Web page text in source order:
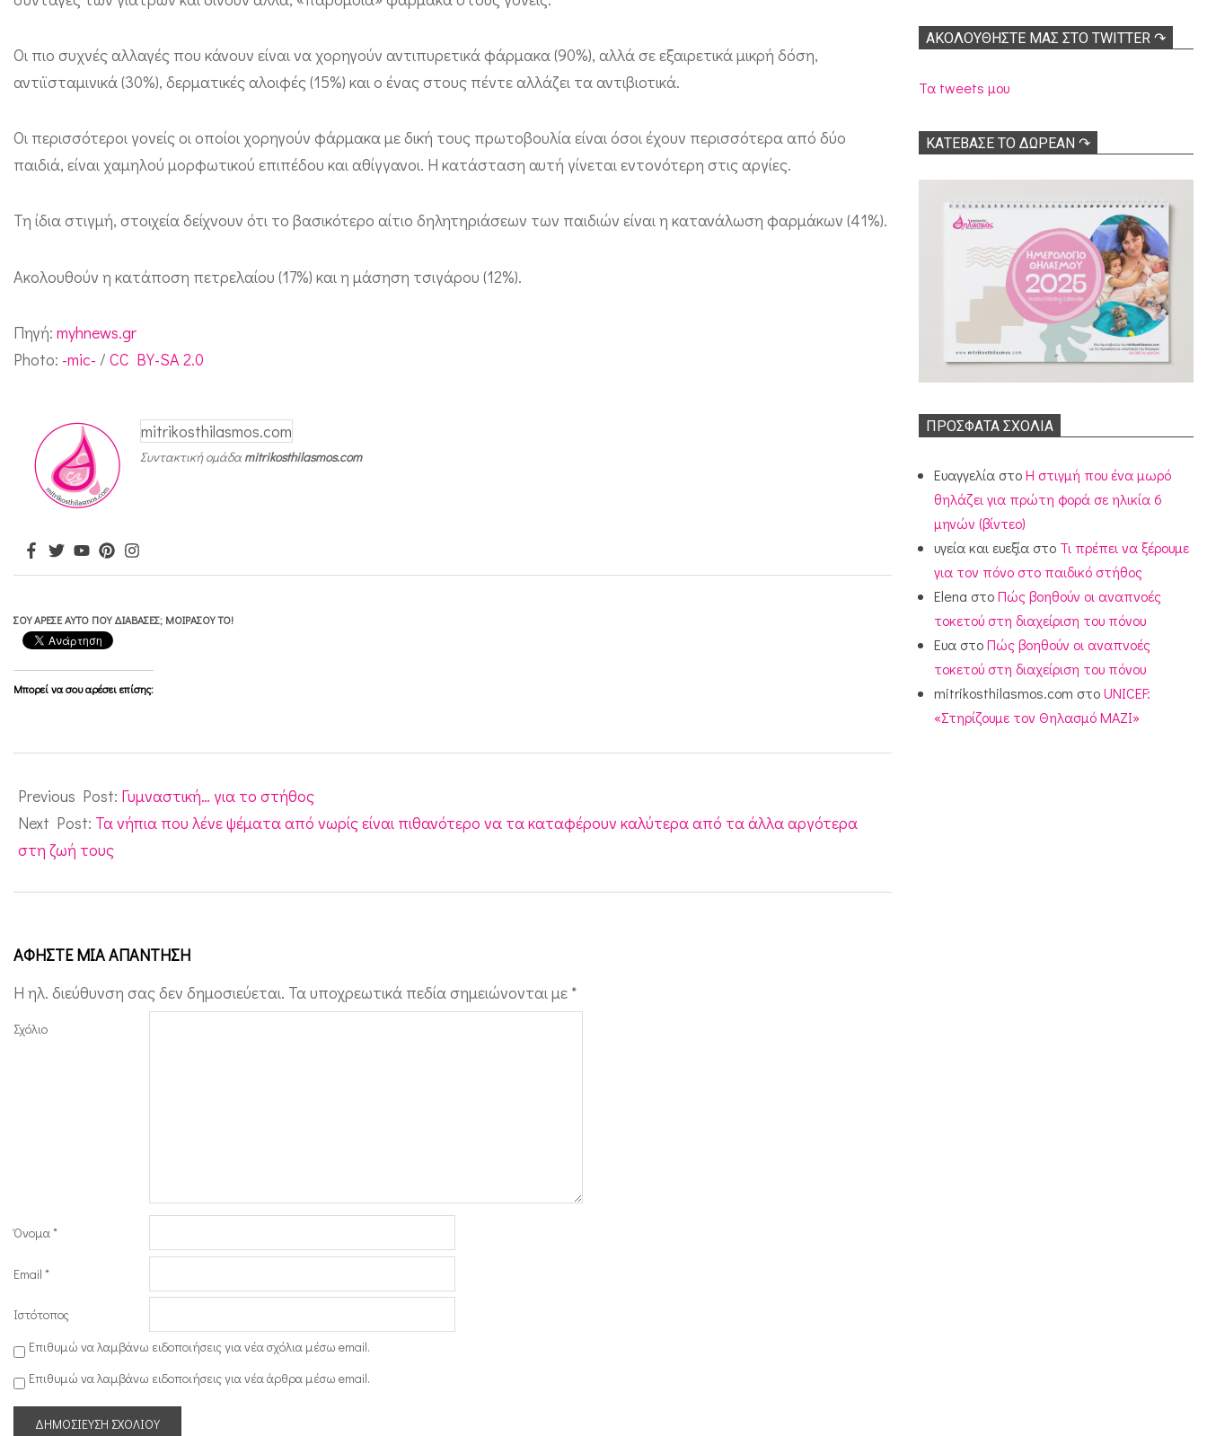
έ
λ
ν
γ
ν
ί
ς
σ
τ
α
π
ι
δ
ά
ς
φ
ί
ς
υ
μ
Οι πιο συχνές αλλαγές που κάνουν είναι να χορηγούν αντιπυρετικά φάρμακα (90%), αλλά σε εξαιρετικά μικρή δόση,
αντιϊσταμινικά (30%), δερματικές αλοιφές (15%) και ο ένας στους πέντε αλλάζει τα αντιβιοτικά.
Οι περισσότεροι γονείς οι οποίοι χορηγούν φάρμακα με δική τους πρωτοβουλία είναι όσοι έχουν περισσότερα από δύο
παιδιά, είναι χαμηλού μορφωτικού επιπέδου και αθίγγανοι. Η κατάσταση αυτή γίνεται εντονότερη στις αργίες.
Τη ίδια στιγμή, στοιχεία δείχνουν ότι το βασικότερο αίτιο δηλητηριάσεων των παιδιών είναι η κατανάλωση φαρμάκων (41%).
Ακολουθούν η κατάποση πετρελαίου (17%) και η μάσηση τσιγάρου (12%).
Πηγή: myhnews.gr
Photo: -mic- / CC BY-SA 2.0
mitrikosthilasmos.com
Συντακτική ομάδαmitrikosthilasmos.com
ΣΟΥ ΆΡΕΣΕ ΑΥΤΌ ΠΟΥ ΔΙΆΒΑΣΕΣ; ΜΟΙΡΆΣΟΥ ΤΟ!
Μπορεί να σου αρέσει επίσης:
05-
20
Previous Post: Γυμναστική… για το στήθος
Next Post: Τα νήπια που λένε ψέματα από νωρίς είναι πιθανότερο να τα καταφέρουν καλύτερα από τα άλλα αργότερα
στη ζωή τους
ΑΦΉΣΤΕ ΜΙΑ ΑΠΆΝΤΗΣΗ
Η ηλ. διεύθυνση σας δεν δημοσιεύεται. Τα υποχρεωτικά πεδία σημειώνονται με *
Σχόλιο
Όνομα*
Email *
Ιστότοπος
Επιθυμώ να λαμβάνω ειδοποιήσεις για νέα σχόλια μέσω email.
Επιθυμώ να λαμβάνω ειδοποιήσεις για νέα άρθρα μέσω email.
ΑΚΟΛΟΥΘΉΣΤΕ ΜΑΣ ΣΤΟ TWITTER ↷
Τα tweets μου
ΚΑΤΕΒΑΣΕ ΤΟ ΔΩΡΕΑΝ ↷
ΠΡΌΣΦΑΤΑ ΣΧΌΛΙΑ
Ευαγγελία στοΗ στιγμή που ένα μωρό
θηλάζει για πρώτη φορά σε ηλικία 6
μηνών (βίντεο)
υγεία και ευεξία στο Τι πρέπει να ξέρουμε
για τον πόνο στο παιδικό στήθος
Elena στοΠώς βοηθούν οι αναπνοές
τοκετού στη διαχείριση του πόνου
Ευα στοΠώς βοηθούν οι αναπνοές
τοκετού στη διαχείριση του πόνου
mitrikosthilasmos.com στοUNICEF:
«Στηρίζουμε τον Θηλασμό ΜΑΖΙ»